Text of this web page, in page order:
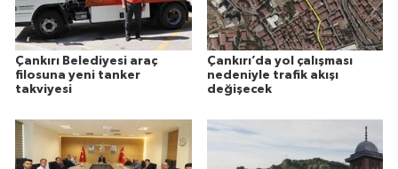
Çankırı Belediyesi araç
filosuna yeni tanker
takviyesi
Çankırı’da yol çalışması
nedeniyle trafik akışı
değişecek